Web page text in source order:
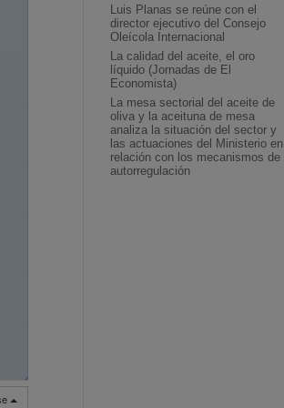
◢
Luis Planas se reúne con el
director ejecutivo del Consejo
Oleícola Internacional
La calidad del aceite, el oro
líquido (Jornadas de El
Economista)
La mesa sectorial del aceite de
oliva y la aceituna de mesa
analiza la situación del sector y
las actuaciones del Ministerio en
relación con los mecanismos de
autorregulación